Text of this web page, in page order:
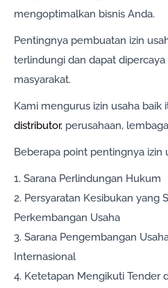
mengoptimalkan bisnis Anda.
Pentingnya pembuatan izin
terlindungi dan dapat
masyarakat.
Kami mengurus izin usaha baik
distributor, perusahaan,
Beberapa point pentingnya izin
1. Sarana Perlindungan Hukum
2. Persyaratan Kesibukan yang
Perkembangan Usaha
3. Sarana Pengembangan
Internasional
4. Ketetapan Mengikuti Tender